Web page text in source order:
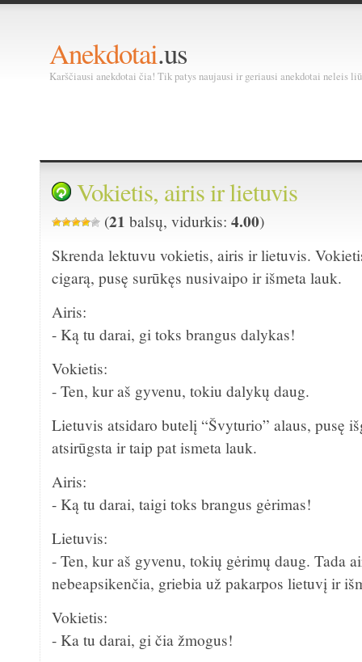
Anekdotai.us
Karščiausi anekdotai čia! Tik patys naujausi ir geriausi anekdotai neleis
Vokietis, airis ir lietuvis
(21 balsų, vidurkis:4.00)
Skrenda lektuvu vokietis, airis ir lietuvis.
cigarą, pusę surūkęs nusivaipo ir išmeta lauk.
Airis:
- Ką tu darai, gi toks brangus dalykas!
Vokietis:
- Ten, kur aš gyvenu, tokiu dalykų daug.
Lietuvis atsidaro butelį “Švyturio” alaus, pusę
atsirūgsta ir taip pat ismeta lauk.
Airis:
- Ką tu darai, taigi toks brangus gėrimas!
Lietuvis:
- Ten, kur aš gyvenu, tokių gėrimų daug. Tada
nebeapsikenčia, griebia už pakarpos lietuvį ir
Vokietis:
- Ka tu darai, gi čia žmogus!